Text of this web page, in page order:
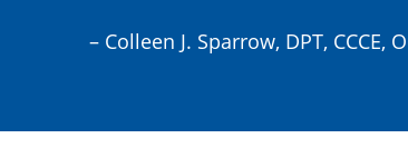
– Colleen J. Sparrow, DPT, CCCE,